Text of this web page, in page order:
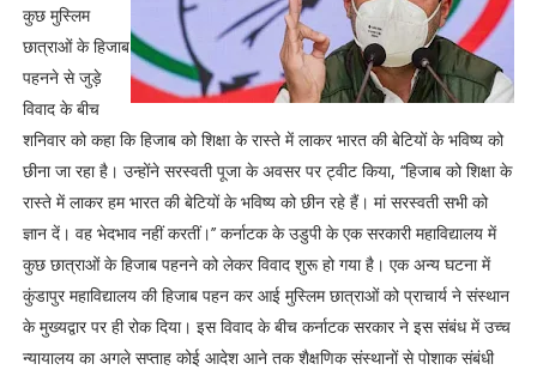
कुछ मुस्लिम
छात्राओं के हिजाब
पहनने से जुड़े
विवाद के बीच
शनिवार को कहा कि हिजाब को शिक्षा के रास्ते में लाकर भारत की बेटियों के भविष्य को
छीना जा रहा है। उन्होंने सरस्वती पूजा के अवसर पर ट्वीट किया, ‘‘हिजाब को शिक्षा के
रास्ते में लाकर हम भारत की बेटियों के भविष्य को छीन रहे हैं। मां सरस्वती सभी को
ज्ञान दें। वह भेदभाव नहीं करतीं।’’ कर्नाटक के उडुपी के एक सरकारी महाविद्यालय में
कुछ छात्राओं के हिजाब पहनने को लेकर विवाद शुरू हो गया है। एक अन्य घटना में
कुंडापुर महाविद्यालय की हिजाब पहन कर आई मुस्लिम छात्राओं को प्राचार्य ने संस्थान
के मुख्यद्वार पर ही रोक दिया। इस विवाद के बीच कर्नाटक सरकार ने इस संबंध में उच्च
न्यायालय का अगले सप्ताह कोई आदेश आने तक शैक्षणिक संस्थानों से पोशाक संबंधी